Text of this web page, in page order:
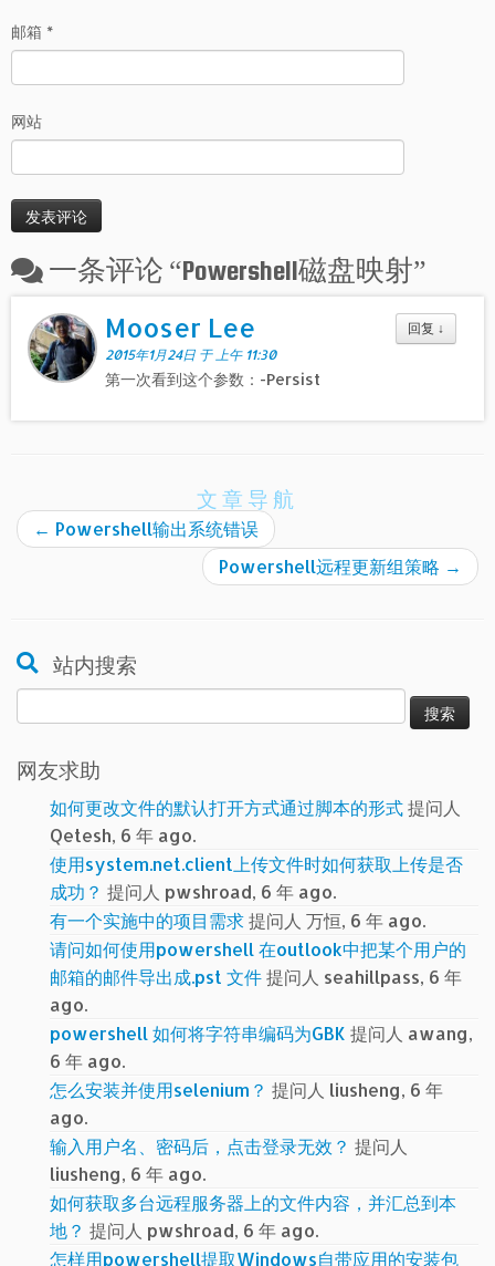
邮箱 *
网站
一条评论 “Powershell磁盘映射”
回复 ↓
Mooser Lee
2015年1月24日 于 上午 11:30
第一次看到这个参数：-Persist
文章导航
← Powershell输出系统错误
Powershell远程更新组策略 →
站内搜索
索：
网友求助
如何更改文件的默认打开方式通过脚本的形式提问人
Qetesh, 6 年 ago.
使用system.net.client上传文件时如何获取上传是否
成功？ 提问人 pwshroad, 6 年 ago.
有一个实施中的项目需求提问人 万恒, 6 年 ago.
请问如何使用powershell 在outlook中把某个用户的
邮箱的邮件导出成.pst 文件提问人 seahillpass, 6 年
ago.
powershell 如何将字符串编码为GBK 提问人 awang,
6 年 ago.
怎么安装并使用selenium？ 提问人 liusheng, 6 年
ago.
输入用户名、密码后，点击登录无效？ 提问人
liusheng, 6 年 ago.
如何获取多台远程服务器上的文件内容，并汇总到本
地？ 提问人 pwshroad, 6 年 ago.
怎样用powershell提取Windows自带应用的安装包